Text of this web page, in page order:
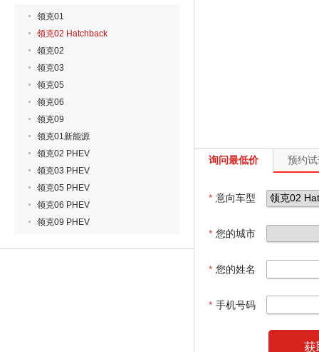
领克01
领克02 Hatchback
领克02
领克03
领克05
领克06
领克09
领克01新能源
领克02 PHEV
领克03 PHEV
领克05 PHEV
领克06 PHEV
领克09 PHEV
询问最低价 预约
* 意向车型
* 您的城市
* 您的姓名
* 手机号码
获